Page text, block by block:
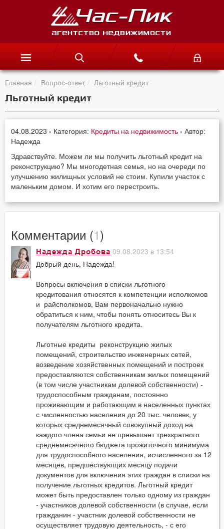
Главная Вопрос-ответ Льготный кредит
Льготный кредит
04.08.2023 › Категория: Кредиты на недвижимость › Автор:
Надежда
Здравствуйте. Можем ли мы получить льготный кредит на
реконструкцию? Мы многодетная семья, но на очереди по
улучшению жилищных условий не стоим. Купили участок с
маленьким домом. И хотим его перестроить.
Комментарии (1)
Надежда Дробова 09.08.2023 в 13:54
Добрый день, Надежда!
Вопросы включения в списки льготного
кредитования относятся к компетенции исполкомов
и райсполкомов, Вам первоначально нужно
обратиться к ним, чтобы понять относитесь Вы к
получателям льготного кредита.
Льготные кредиты реконструкцию жилых
помещений, строительство инженерных сетей,
возведение хозяйственных помещений и построек
предоставляются собственникам жилых помещений
(в том числе участникам долевой собственности) -
трудоспособным гражданам, постоянно
проживающим и работающим в населенных пунктах
с численностью населения до 20 тыс. человек, у
которых среднемесячный совокупный доход на
каждого члена семьи не превышает трехкратного
среднемесячного бюджета прожиточного минимума
для трудоспособного населения, исчисленного за 12
месяцев, предшествующих месяцу подачи
документов для включения этих граждан в списки на
получение льготных кредитов. Льготный кредит
может быть предоставлен только одному из граждан
- участников долевой собственности (в случае, если
гражданин - участник долевой собственности не
осуществляет трудовую деятельность, - с его